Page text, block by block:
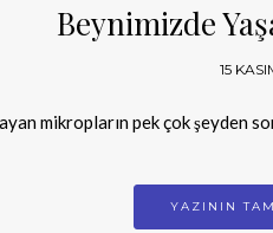
Beynimizde
15
mikropların pek çok şeyden
YAZININ